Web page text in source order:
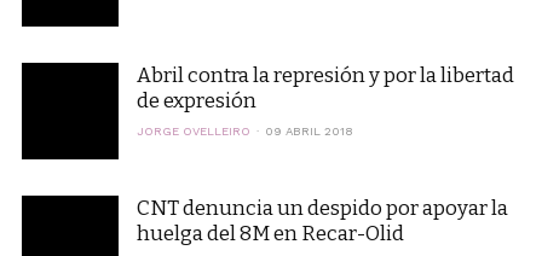
Abril contra la represión y por la libertad
de expresión
JORGE OVELLEIRO 09 ABRIL 2018
CNT denuncia un despido por apoyar la
huelga del 8M en Recar-Olid